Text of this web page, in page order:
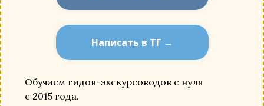
Написать в ТГ →
Обучаем гидов-экскурсоводов с нуля
с 2015 года.